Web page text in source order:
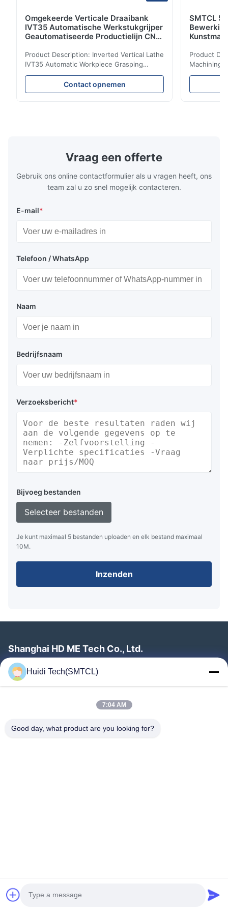
Omgekeerde Verticale Draaibank
IVT35 Automatische Werkstukgrijper
Geautomatiseerde Productielijn CNC
Product Description: Inverted Vertical Lathe
IVT35 Automatic Workpiece Grasping
Automated Production Line CNC Lathe
IVT35 automated production line stands
out with standardized modular design and
layout, it integrates turning, drilling and
boring for multi-process machining. Ideal
Contact opnemen
SMTCL 5
Product
Machining
Mineral
for the
Vraag een offerte
Gebruik ons online contactformulier als u vragen heeft, ons
team zal u zo snel mogelijk contacteren.
E-mail*
Telefoon / WhatsApp
Naam
Bedrijfsnaam
Verzoeksbericht*
Bijvoeg bestanden
Selecteer bestanden
Je kunt maximaal 5 bestanden uploaden en elk bestand maximaal
10M.
Inzenden
Shanghai HD ME Tech Co., Ltd.
Telefoon: 0086-21-61195255
E-mail:sales@huidijd.com
Nieuws
Huidi Tech(SMTCL)
7:04 AM
Good day, what product are you looking for?